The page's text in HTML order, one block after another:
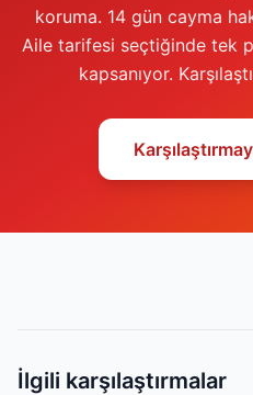
koruma. 14 gün cayma
Aile tarifesi seçtiğinde tek
kapsanıyor.
İlgili karşılaştırmalar